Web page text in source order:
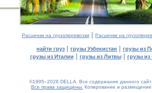
Расценки на грузоперевозки | Расценки на
найти груз | грузы Узбекистан | грузы из
грузы из Италии | грузы из Литвы| грузы
©1995–2026 DELLA. Все содержание данного
Все права защищены. Копирование и размещение